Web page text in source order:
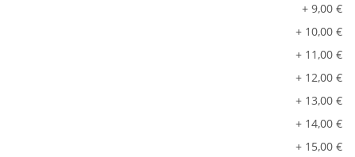
+ 9,00 €
+ 10,00 €
+ 11,00 €
+ 12,00 €
+ 13,00 €
+ 14,00 €
+ 15,00 €